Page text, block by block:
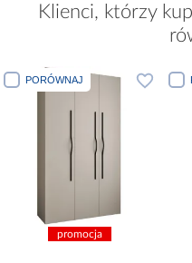
Klienci, którzy
PORÓWNAJ
promocja